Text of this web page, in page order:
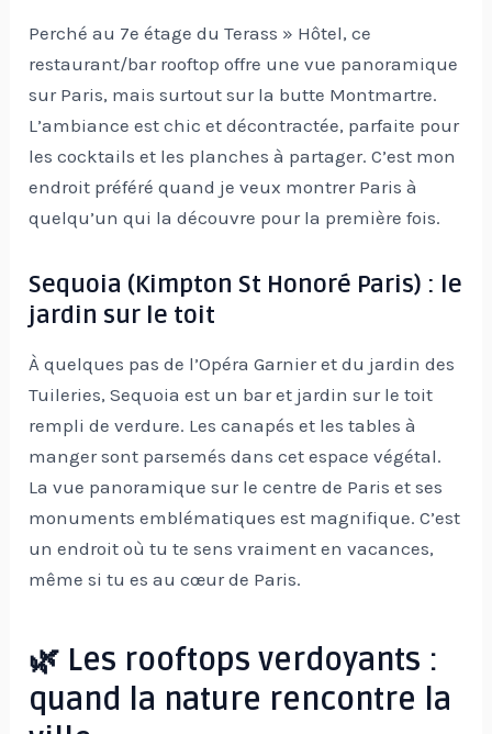
Perché au 7e étage du Terass » Hôtel, ce
restaurant/bar rooftop offre une vue panoramique
sur Paris, mais surtout sur la butte Montmartre.
L’ambiance est chic et décontractée, parfaite pour
les cocktails et les planches à partager. C’est mon
endroit préféré quand je veux montrer Paris à
quelqu’un qui la découvre pour la première fois.
Sequoia (Kimpton St Honoré Paris) : le
jardin sur le toit
À quelques pas de l’Opéra Garnier et du jardin des
Tuileries, Sequoia est un bar et jardin sur le toit
rempli de verdure. Les canapés et les tables à
manger sont parsemés dans cet espace végétal.
La vue panoramique sur le centre de Paris et ses
monuments emblématiques est magnifique. C’est
un endroit où tu te sens vraiment en vacances,
même si tu es au cœur de Paris.
🌿 Les rooftops verdoyants :
quand la nature rencontre la